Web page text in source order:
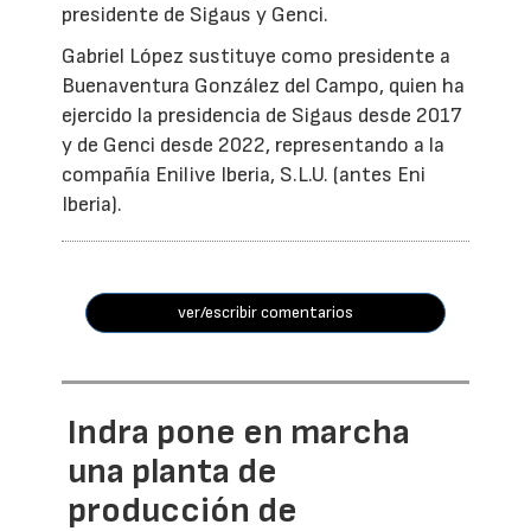
presidente de Sigaus y Genci.
Gabriel López sustituye como presidente a
Buenaventura González del Campo, quien ha
ejercido la presidencia de Sigaus desde 2017
y de Genci desde 2022, representando a la
compañía Enilive Iberia, S.L.U. (antes Eni
Iberia).
ver/escribir comentarios
Indra pone en marcha
una planta de
producción de